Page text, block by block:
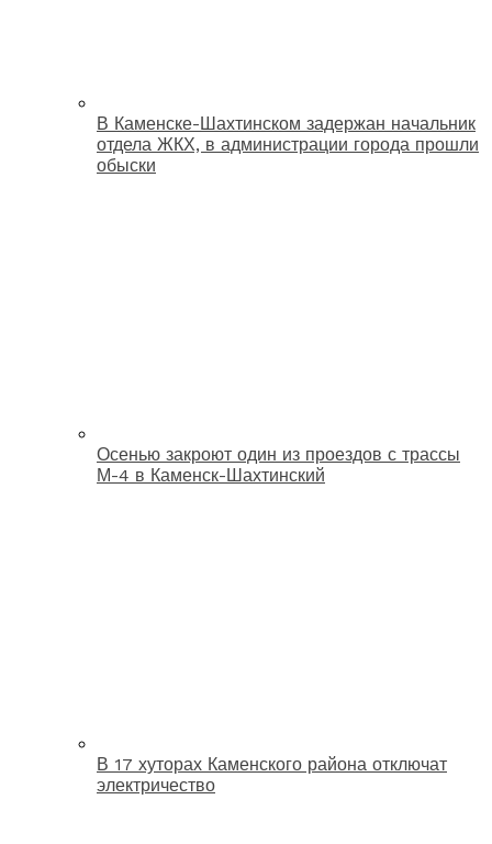
В Каменске-Шахтинском задержан начальник
отдела ЖКХ, в администрации города прошли
обыски
Осенью закроют один из проездов с трассы
М-4 в Каменск-Шахтинский
В 17 хуторах Каменского района отключат
электричество